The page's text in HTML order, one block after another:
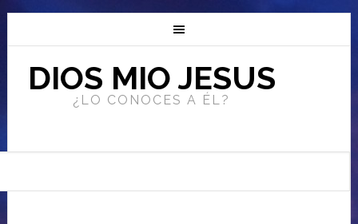
DIOS MIO JESUS
¿LO CONOCES A ÉL?